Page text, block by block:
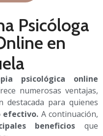
Psicóloga
en
psicológica online
numerosas ventajas,
destacada para quienes
efectivo. A continuación,
beneficios que